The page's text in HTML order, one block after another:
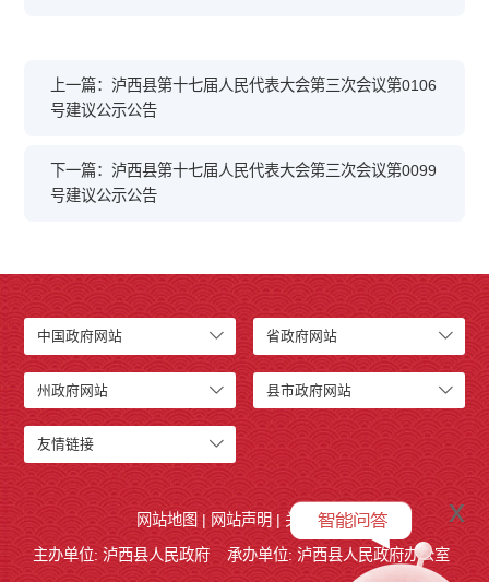
上一篇：泸西县第十七届人民代表大会第三次会议第0106
号建议公示公告
下一篇：泸西县第十七届人民代表大会第三次会议第0099
号建议公示公告
中国政府网站 省政府网站
州政府网站 县市政府网站
友情链接
网站地图 | 网站声明 | 关于我们
主办单位: 泸西县人民政府
承办单位: 泸西县人民政府办公室
x